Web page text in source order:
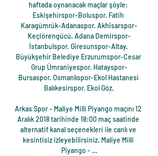
haftada oynanacak maçlar şöyle:
Eskişehirspor-Boluspor. Fatih
Karagümrük-Adanaspor. Akhisarspor-
Keçiörengücü. Adana Demirspor-
İstanbulspor. Giresunspor-Altay.
Büyükşehir Belediye Erzurumspor-Cesar
Grup Ümraniyespor. Hatayspor-
Bursaspor. Osmanlıspor-Ekol Hastanesi
Balıkesirspor. Ekol Göz.
Arkas Spor - Maliye Milli Piyango maçını 12
Aralık 2018 tarihinde 18:00 maç saatinde
alternatif kanal seçenekleri ile canlı ve
kesintisiz izleyebilirsiniz. Maliye Milli
Piyango - …